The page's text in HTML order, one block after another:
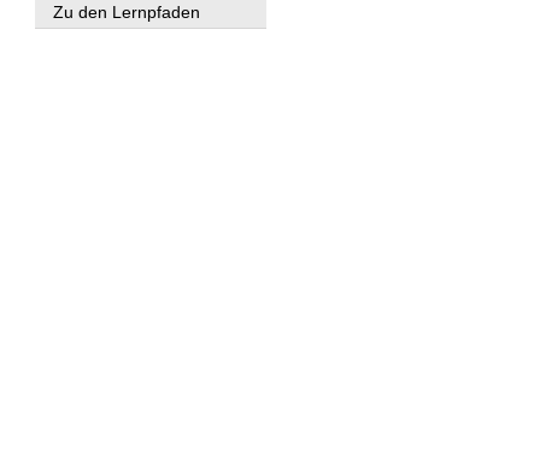
Zu den Lernpfaden